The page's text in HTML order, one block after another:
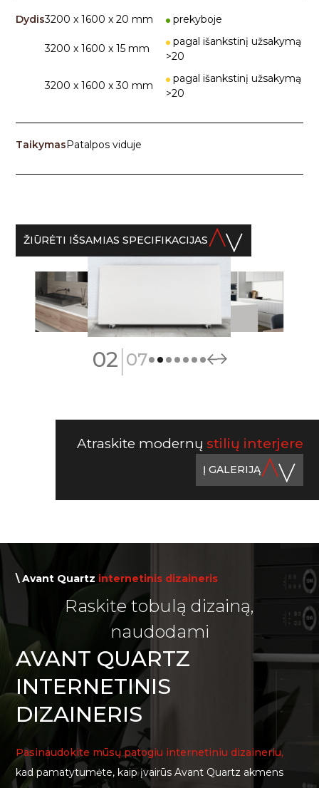
Dydis3200 x 1600 x 20 mm prekyboje
3200 x 1600 x 15 mm
pagal išankstinį užsakymą
>20
3200 x 1600 x 30 mm
pagal išankstinį užsakymą
>20
TaikymasPatalpos viduje
ŽIŪRĖTI IŠSAMIAS SPECIFIKACIJAS
02| 07
Atraskite modernų stilių interjere
Į GALERIJĄ
\ Avant Quartz internetinis dizaineris
Raskite tobulą dizainą,
naudodami
AVANT QUARTZ
INTERNETINIS
DIZAINERIS
Pasinaudokite mūsų patogiu internetiniu dizaineriu,
kad pamatytumėte, kaip įvairūs Avant Quartz akmens